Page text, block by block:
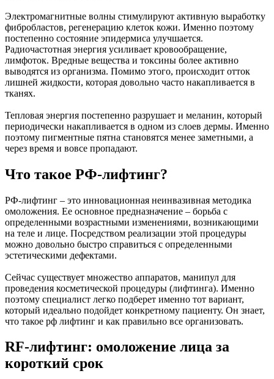
Электромагнитные волны стимулируют активную выработку
фибробластов, регенерацию клеток кожи. Именно поэтому
постепенно состояние эпидермиса улучшается.
Радиочастотная энергия усиливает кровообращение,
лимфоток. Вредные вещества и токсины более активно
выводятся из организма. Помимо этого, происходит отток
лишней жидкости, которая довольно часто накапливается в
тканях.
Тепловая энергия постепенно разрушает и меланин, который
периодически накапливается в одном из слоев дермы. Именно
поэтому пигментные пятна становятся менее заметными, а
через время и вовсе пропадают.
Что такое РФ-лифтинг?
РФ-лифтинг – это инновационная неинвазивная методика
омоложения. Ее основное предназначение – борьба с
определенными возрастными изменениями, возникающими
на теле и лице. Посредством реализации этой процедуры
можно довольно быстро справиться с определенными
эстетическими дефектами.
Сейчас существует множество аппаратов, манипул для
проведения косметической процедуры (лифтинга). Именно
поэтому специалист легко подберет именно тот вариант,
который идеально подойдет конкретному пациенту. Он знает,
что такое рф лифтинг и как правильно все организовать.
RF-лифтинг: омоложение лица за
короткий срок